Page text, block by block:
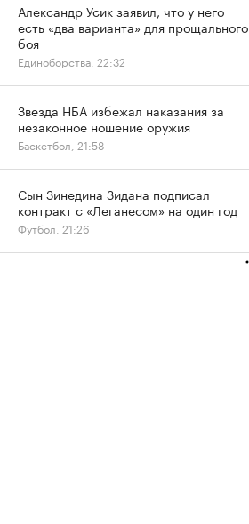
Александр Усик заявил, что у него
есть «два варианта» для прощального
боя
Единоборства, 22:32
Звезда НБА избежал наказания за
незаконное ношение оружия
Баскетбол, 21:58
Сын Зинедина Зидана подписал
контракт с «Леганесом» на один год
Футбол, 21:26